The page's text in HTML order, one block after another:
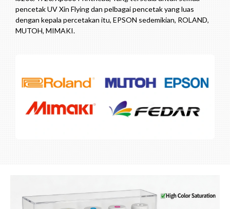
pencetak UV Xin Flying dan pelbagai pencetak yang luas
dengan kepala percetakan itu, EPSON sedemikian, ROLAND,
MUTOH, MIMAKI.